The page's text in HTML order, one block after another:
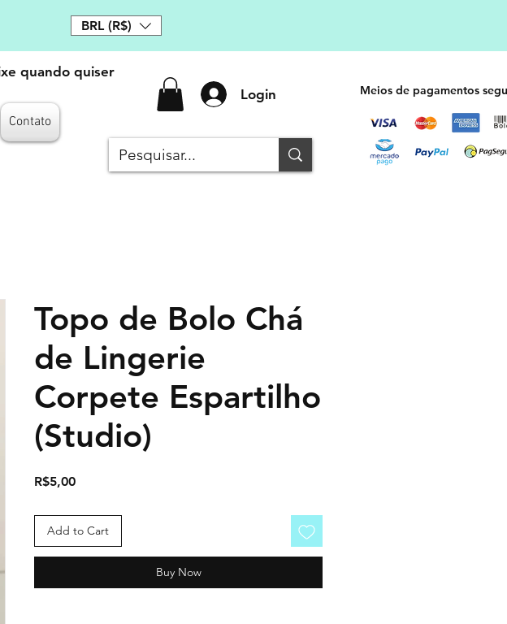
BRL (R$)
quando quiser
Contato
Login Meios de pagamentos
Topo de Bolo Chá
de Lingerie
Corpete Espartilho
(Studio)
R$5,00Price
Add to Cart
Buy Now